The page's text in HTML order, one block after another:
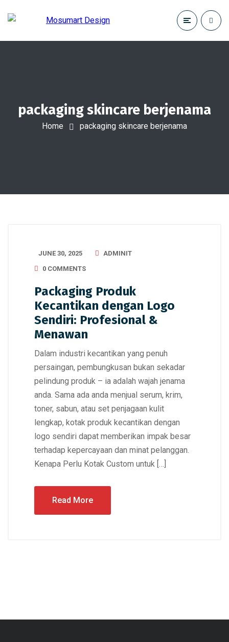
packaging skincare berjenama
Home packaging skincare berjenama
JUNE 30, 2025
ADMINIT
0 COMMENTS
Packaging Produk
Kecantikan dengan Logo
Sendiri: Profesional &
Menawan
Dalam industri kecantikan yang penuh
persaingan, pembungkusan bukan sekadar
pelindung produk – ia adalah wajah jenama
anda. Sama ada anda menjual serum, krim,
toner, sabun, atau set penjagaan kulit
lengkap, kotak produk kecantikan dengan
logo sendiri dapat memberikan impak besar
terhadap kepercayaan dan minat pelanggan.
Kenapa Perlu Kotak Custom untuk […]
Read More